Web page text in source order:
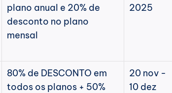
plano anual e 20% de
desconto no plano
mensal
2025
80% de DESCONTO em
todos os planos + 50%
20 nov -
10 dez